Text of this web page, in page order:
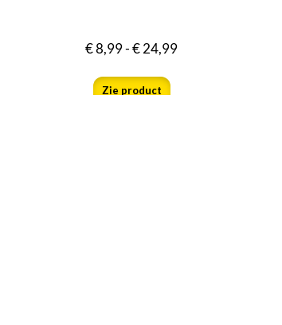
€8,99-€24,99
Zie product